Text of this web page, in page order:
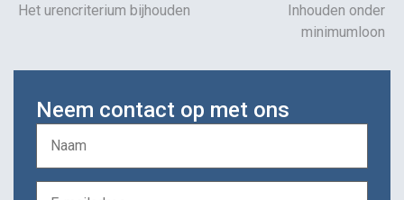
Het urencriterium bijhouden
Inhouden onder
minimumloon
Neem contact op met ons